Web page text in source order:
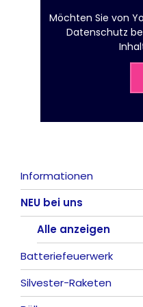
Möchten Sie von
Datenschutz
Informationen
NEU bei uns
Alle anzeigen
Batteriefeuerwerk
Alle anzeigen
Silvester-Raketen